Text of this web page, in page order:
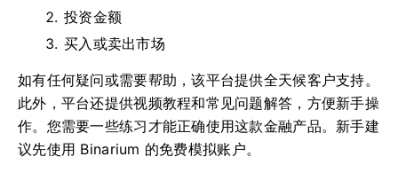
投资金额
买入或卖出市场
如有任何疑问或需要帮助，该平台提供全天候客户支持。
此外，平台还提供视频教程和常见问题解答，方便新手操
作。您需要一些练习才能正确使用这款金融产品。新手建
议先使用 Binarium 的免费模拟账户。